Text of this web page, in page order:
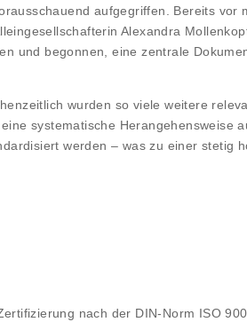
aufgegriffen. Bereits vor
Alexandra
und begonnen, eine zentrale
wurden so viele weitere
systematische Herangehensweise
werden – was zu einer stetig
nach der DIN-Norm ISO